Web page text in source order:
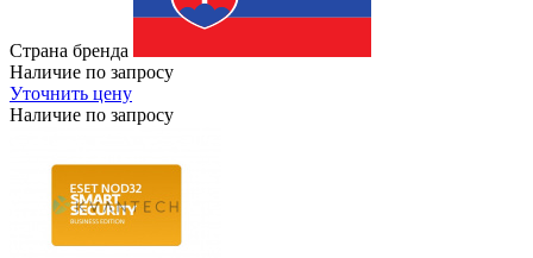
Страна бренда
Наличие по запросу
Уточнить цену
Наличие по запросу